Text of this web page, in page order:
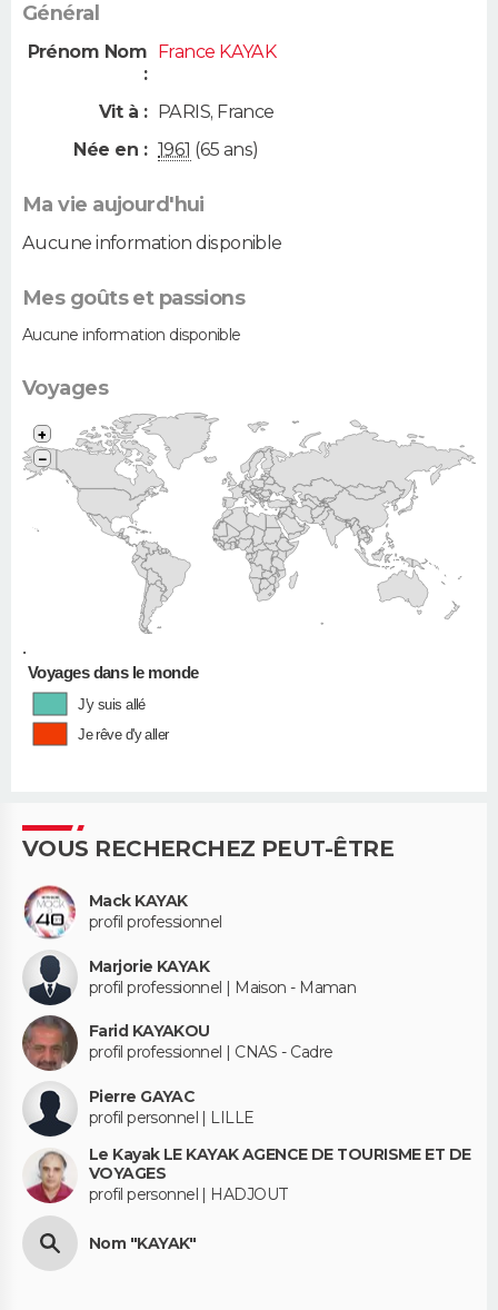
Général
Prénom Nom
:
France KAYAK
Vit à : PARIS, France
Née en : 1961 (65 ans)
Ma vie aujourd'hui
Aucune information disponible
Mes goûts et passions
Aucune information disponible
Voyages
•
+
−
Voyages dans le monde
J'y suis allé
Je rêve d'y aller
VOUS RECHERCHEZ PEUT-ÊTRE
Mack KAYAK
profil professionnel
Marjorie KAYAK
profil professionnel | Maison - Maman
Farid KAYAKOU
profil professionnel | CNAS - Cadre
Pierre GAYAC
profil personnel | LILLE
Le Kayak LE KAYAK AGENCE DE TOURISME ET DE
VOYAGES
profil personnel | HADJOUT
Nom "KAYAK"